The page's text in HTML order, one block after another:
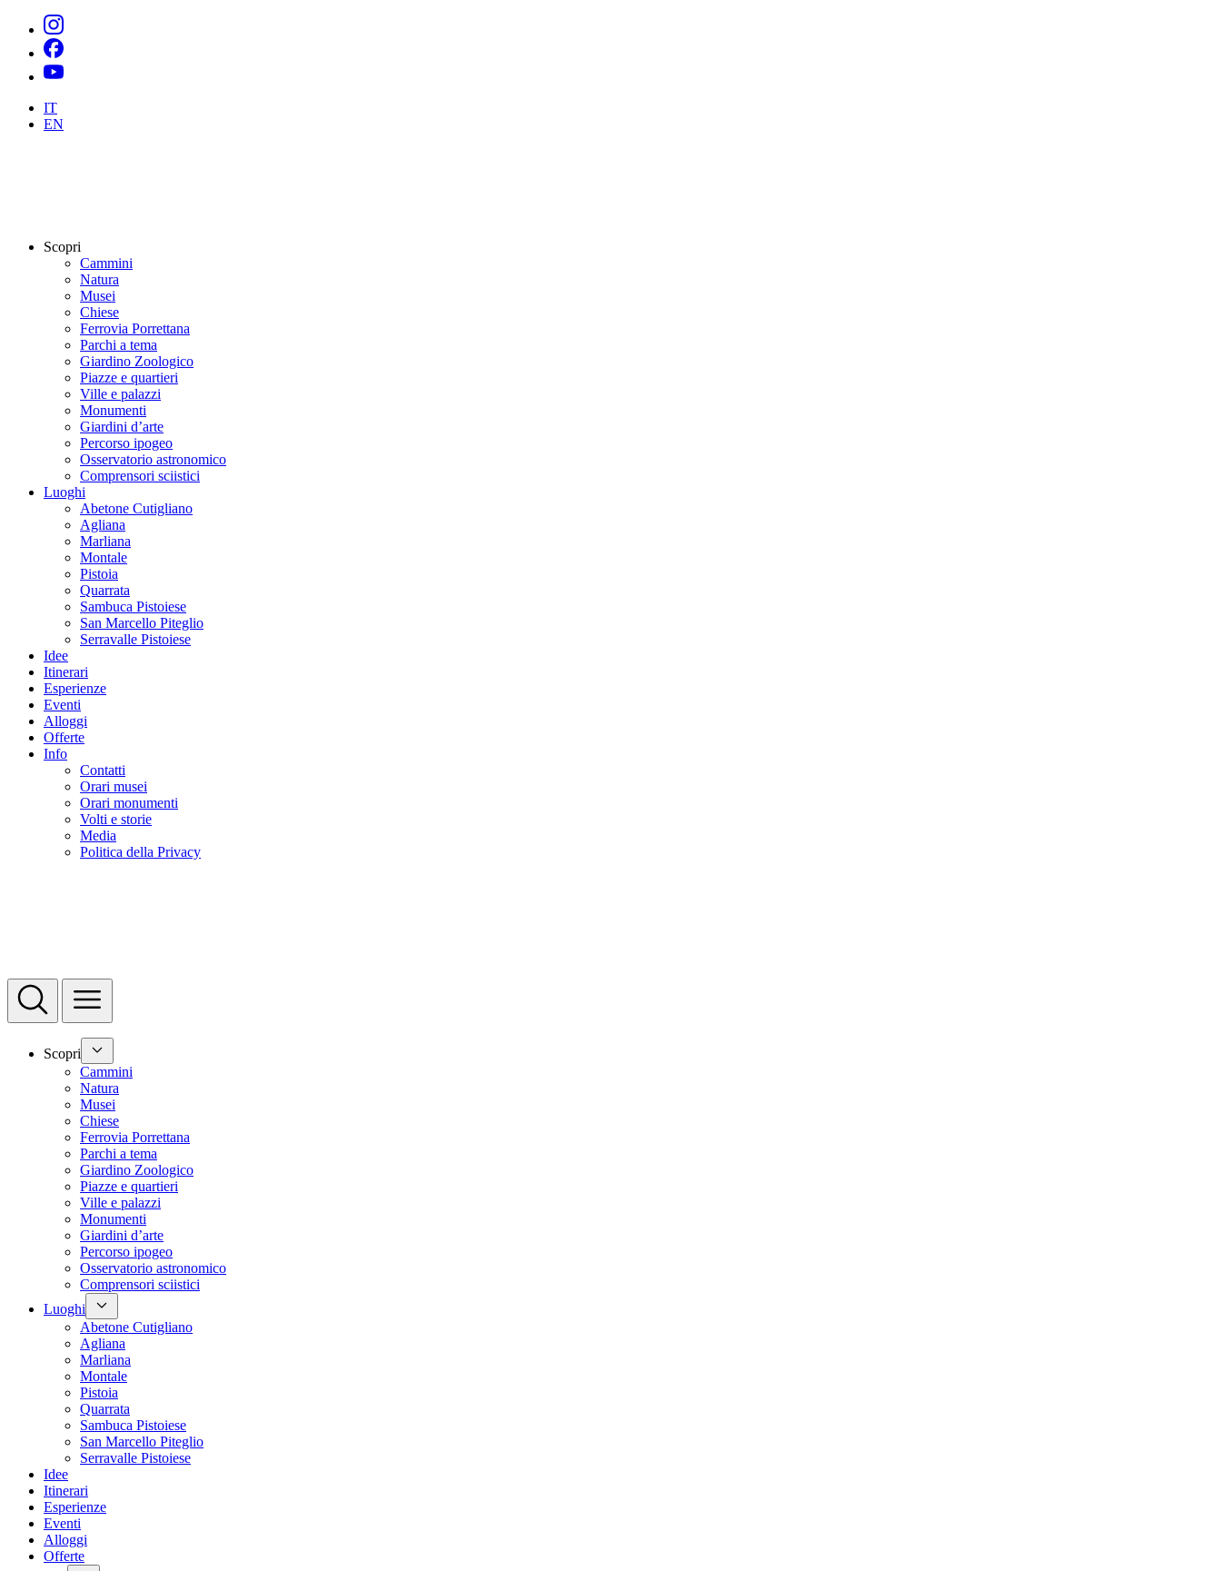
IT
EN
Scopri
Cammini
Natura
Musei
Chiese
Ferrovia Porrettana
Parchi a tema
Giardino Zoologico
Piazze e quartieri
Ville e palazzi
Monumenti
Giardini d’arte
Percorso ipogeo
Osservatorio astronomico
Comprensori sciistici
Luoghi
Abetone Cutigliano
Agliana
Marliana
Montale
Pistoia
Quarrata
Sambuca Pistoiese
San Marcello Piteglio
Serravalle Pistoiese
Idee
Itinerari
Esperienze
Eventi
Alloggi
Offerte
Info
Contatti
Orari musei
Orari monumenti
Volti e storie
Media
Politica della Privacy
Scopri
Cammini
Natura
Musei
Chiese
Ferrovia Porrettana
Parchi a tema
Giardino Zoologico
Piazze e quartieri
Ville e palazzi
Monumenti
Giardini d’arte
Percorso ipogeo
Osservatorio astronomico
Comprensori sciistici
Luoghi
Abetone Cutigliano
Agliana
Marliana
Montale
Pistoia
Quarrata
Sambuca Pistoiese
San Marcello Piteglio
Serravalle Pistoiese
Idee
Itinerari
Esperienze
Eventi
Alloggi
Offerte